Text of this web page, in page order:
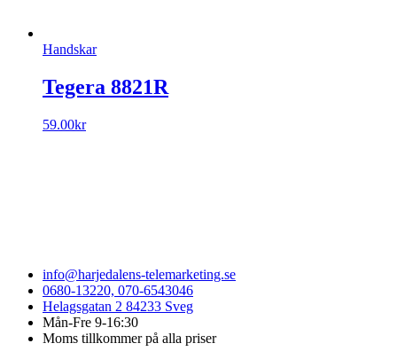
Handskar
Tegera 8821R
59.00kr
info@harjedalens-telemarketing.se
0680-13220, 070-6543046
Helagsgatan 2 84233 Sveg
Mån-Fre 9-16:30
Moms tillkommer på alla priser